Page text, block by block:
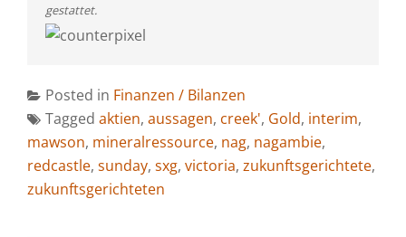
gestattet.
Posted in Finanzen / Bilanzen
Tagged aktien, aussagen, creek', Gold, interim,
mawson, mineralressource, nag, nagambie,
redcastle, sunday, sxg, victoria, zukunftsgerichtete,
zukunftsgerichteten